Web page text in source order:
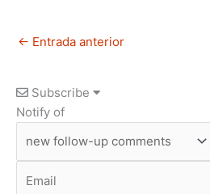
← Entrada anterior
Subscribe
Notify of